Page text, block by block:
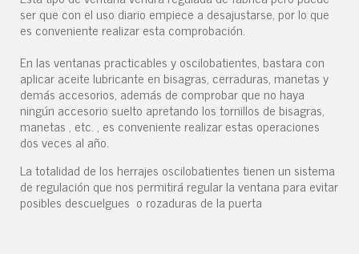
ser que con el uso diario empiece a desajustarse, por lo que
es conveniente realizar esta comprobación.
En las ventanas practicables y oscilobatientes, bastara con
aplicar aceite lubricante en bisagras, cerraduras, manetas y
demás accesorios, además de comprobar que no haya
ningún accesorio suelto apretando los tornillos de bisagras,
manetas , etc. , es conveniente realizar estas operaciones
dos veces al año.
La totalidad de los herrajes oscilobatientes tienen un sistema
de regulación que nos permitirá regular la ventana para evitar
posibles descuelgues o rozaduras de la puerta